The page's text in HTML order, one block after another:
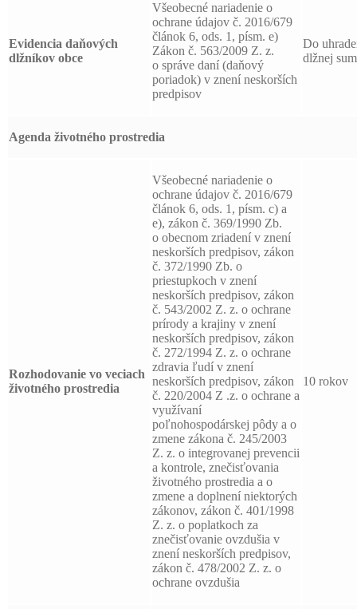
Evidencia daňových
dlžníkov obce
Všeobecné nariadenie o
ochrane údajov č. 2016/679
článok 6, ods. 1, písm. e)
Zákon č. 563/2009 Z. z.
o správe daní (daňový
poriadok) v znení neskorších
predpisov
Do
dlžnej
Agenda životného prostredia
Rozhodovanie vo veciach
životného prostredia
Všeobecné nariadenie o
ochrane údajov č. 2016/679
článok 6, ods. 1, písm. c) a
e), zákon č. 369/1990 Zb.
o obecnom zriadení v znení
neskorších predpisov, zákon
č. 372/1990 Zb. o
priestupkoch v znení
neskorších predpisov, zákon
č. 543/2002 Z. z. o ochrane
prírody a krajiny v znení
neskorších predpisov, zákon
č. 272/1994 Z. z. o ochrane
zdravia ľudí v znení
neskorších predpisov, zákon
č. 220/2004 Z .z. o ochrane a
využívaní
poľnohospodárskej pôdy a o
zmene zákona č. 245/2003
Z. z. o integrovanej prevencii
a kontrole, znečisťovania
životného prostredia a o
zmene a doplnení niektorých
zákonov, zákon č. 401/1998
Z. z. o poplatkoch za
znečisťovanie ovzdušia v
znení neskorších predpisov,
zákon č. 478/2002 Z. z. o
ochrane ovzdušia
10 rokov